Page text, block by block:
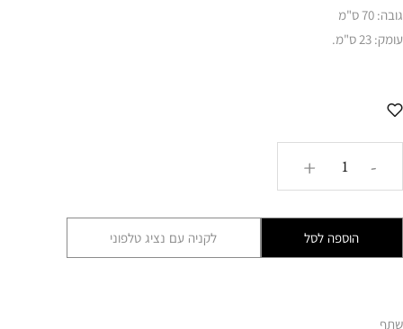
גובה: 70 ס"מ
עומק: 23 ס"מ.
-
+
הוספה לסל לקניה עם נציג טלפוני
שתף